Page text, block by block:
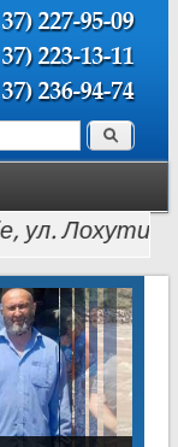
Поиск
26,